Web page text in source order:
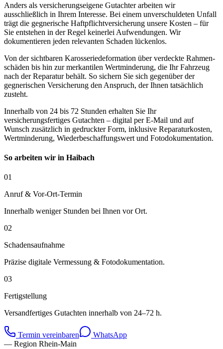
Anders als versicherungseigene Gutachter arbeiten wir
ausschließlich in Ihrem Interesse. Bei einem unverschuldeten Unfall
trägt die gegnerische Haftpflicht­versicherung unsere Kosten – für
Sie entstehen in der Regel keinerlei Aufwendungen. Wir
dokumentieren jeden relevanten Schaden lückenlos.
Von der sichtbaren Karosserie­deformation über verdeckte Rahmen­
schäden bis hin zur merkantilen Wertminderung, die Ihr Fahrzeug
nach der Reparatur behält. So sichern Sie sich gegenüber der
gegnerischen Versicherung den Anspruch, der Ihnen tatsächlich
zusteht.
Innerhalb von 24 bis 72 Stunden erhalten Sie Ihr
versicherungsfertiges Gutachten – digital per E-Mail und auf
Wunsch zusätzlich in gedruckter Form, inklusive Reparaturkosten,
Wertminderung, Wiederbeschaffungswert und Fotodokumentation.
So arbeiten wir in Haibach
01
Anruf & Vor-Ort-Termin
Innerhalb weniger Stunden bei Ihnen vor Ort.
02
Schadensaufnahme
Präzise digitale Vermessung & Fotodokumentation.
03
Fertigstellung
Versandfertiges Gutachten innerhalb von 24–72 h.
Termin vereinbaren
WhatsApp
— Region Rhein-Main